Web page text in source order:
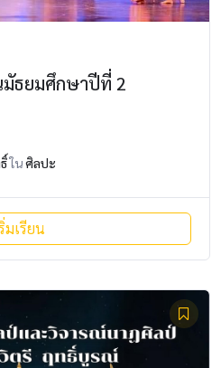
ธยมศึกษาปีที่ 2
ในศิลปะ
มเรียน